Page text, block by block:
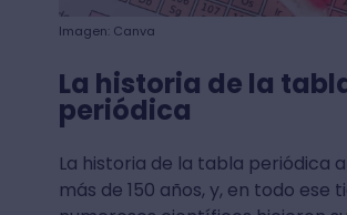
Imagen: Canva
La historia de la
periódica
La historia de la tabla periódica
más de 150 años, y, en todo ese